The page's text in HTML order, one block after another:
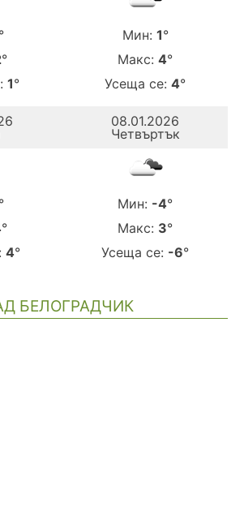
°
°
1°
Мин: 1°
Макс: 4°
Усеща се: 4°
°
°
4°
08.01.2026
Четвъртък
Мин: -4°
Макс: 3°
Усеща се: -6°
БЕЛОГРАДЧИК